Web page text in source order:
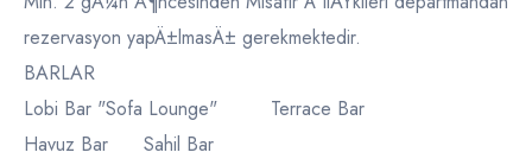
rezervasyon yapÄ±lmasÄ± gerekmektedir.
BARLAR
Lobi Bar "Sofa Lounge" Terrace Bar
Havuz Bar Sahil Bar